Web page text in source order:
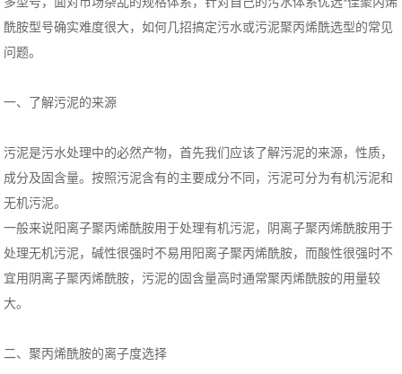
酰胺型号确实难度很大，如何几招搞定污水或污泥聚丙烯酰选型的常见
问题。
一、了解污泥的来源
污泥是污水处理中的必然产物，首先我们应该了解污泥的来源，性质，
成分及固含量。按照污泥含有的主要成分不同，污泥可分为有机污泥和
无机污泥。
一般来说阳离子聚丙烯酰胺用于处理有机污泥，阴离子聚丙烯酰胺用于
处理无机污泥，碱性很强时不易用阳离子聚丙烯酰胺，而酸性很强时不
宜用阴离子聚丙烯酰胺，污泥的固含量高时通常聚丙烯酰胺的用量较
大。
二、聚丙烯酰胺的离子度选择